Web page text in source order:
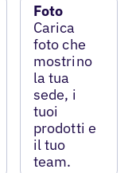
Foto
Carica
foto che
mostrino
la tua
sede, i
tuoi
prodotti e
il tuo
team.